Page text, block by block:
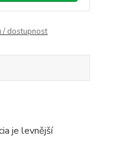
/ dostupnost
je levnější